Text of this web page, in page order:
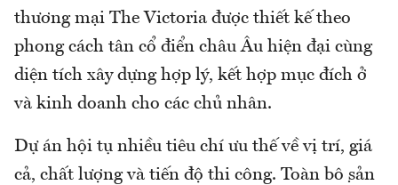
thương mại The Victoria được thiết kế theo
phong cách tân cổ điển châu Âu hiện đại cùng
diện tích xây dựng hợp lý, kết hợp mục đích ở
và kinh doanh cho các chủ nhân.
Dự án hội tụ nhiều tiêu chí ưu thế về vị trí, giá
cả, chất lượng và tiến độ thi công. Toàn bộ sản